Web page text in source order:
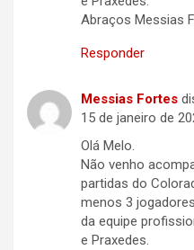
Abraços Messias
Responder
Messias Fortes
15 de janeiro de
Olá Melo.
Não venho
partidas do
menos 3
da equipe
e Praxedes.